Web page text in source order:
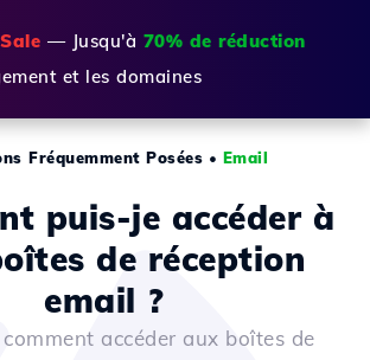
— Jusqu'à 70% de réduction
et les domaines
Fréquemment Posées • Email
puis-je accéder à
de réception
email ?
accéder aux boîtes de